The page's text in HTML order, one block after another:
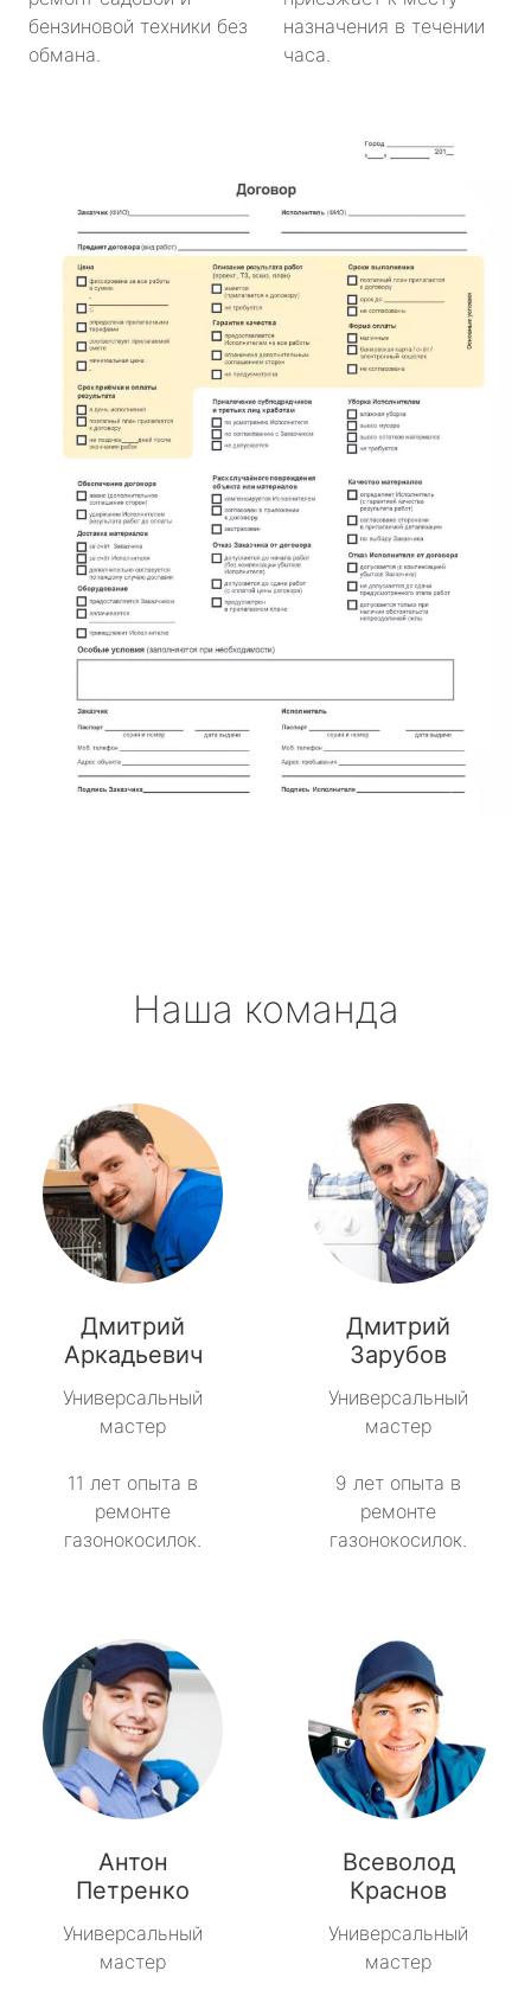
бензиновой техники без
обмана.
назначения в течении
часа.
Наша команда
Дмитрий
Аркадьевич
Универсальный
мастер
11 лет опыта в
ремонте
газонокосилок.
Дмитрий
Зарубов
Универсальный
мастер
9 лет опыта в
ремонте
газонокосилок.
Антон
Петренко
Универсальный
мастер
Всеволод
Краснов
Универсальный
мастер